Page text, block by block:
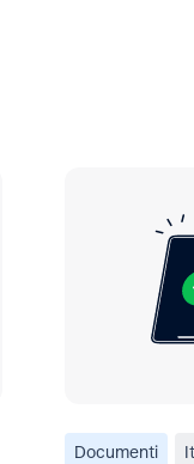
Documenti